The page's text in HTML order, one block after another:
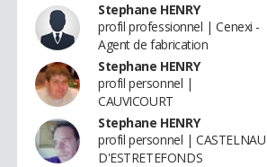
Stephane HENRY
profil professionnel | Cenexi -
Agent de fabrication
Stephane HENRY
profil personnel |
CAUVICOURT
Stephane HENRY
profil personnel | CASTELNAU
D'ESTRETEFONDS